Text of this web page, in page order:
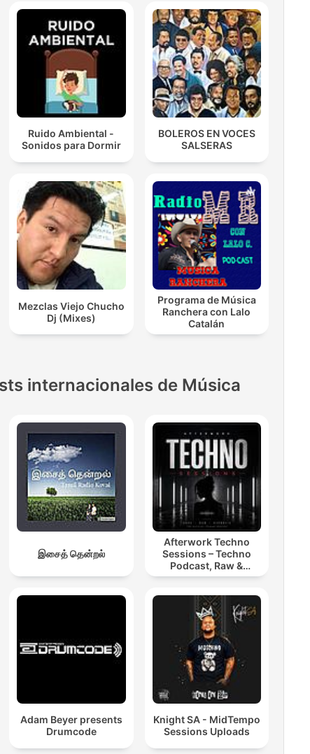
Ruido Ambiental -
Sonidos para Dormir
BOLEROS EN VOCES
SALSERAS
Mezclas Viejo Chucho
Dj (Mixes)
Programa de Música
Ranchera con Lalo
Catalán
internacionales de Música
இசைத் தென்றல்
Afterwork Techno
Sessions – Techno
Podcast, Raw &
Hypnotic Techno
Adam Beyer presents
Drumcode
Knight SA - MidTempo
Sessions Uploads